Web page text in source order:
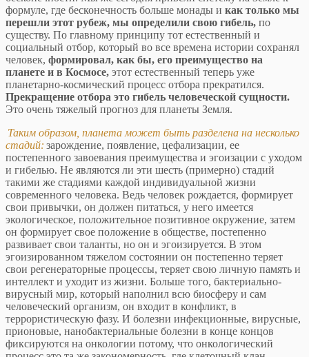
формуле, где бесконечность больше монады и как только мы
перешли этот рубеж, мы определили свою гибель, по
существу. По главному принципу тот естественный и
социальный отбор, который во все времена истории сохранял
человек, формировал, как бы, его преимущество на
планете и в Космосе, этот естественный теперь уже
планетарно-космический процесс отбора прекратился.
Прекращение отбора это гибель человеческой сущности.
Это очень тяжелый прогноз для планеты Земля.
Таким образом, планета может быть разделена на несколько
стадий: зарождение, появление, цефализации, ее
постепенного завоевания преимущества и эгоизации с уходом
и гибелью. Не являются ли эти шесть (примерно) стадий
такими же стадиями каждой индивидуальной жизни
современного человека. Ведь человек рождается, формирует
свои привычки, он должен питаться, у него имеется
экологическое, положительное позитивное окружение, затем
он формирует свое положение в обществе, постепенно
развивает свои таланты, но он и эгоизируется. В этом
эгоизированном тяжелом состоянии он постепенно теряет
свои регенераторные процессы, теряет свою личную память и
интеллект и уходит из жизни. Больше того, бактериально-
вирусный мир, который наполнил всю биосферу и сам
человеческий организм, он входит в конфликт, в
террористическую фазу. И болезни инфекционные, вирусные,
прионовые, нанобактериальные болезни в конце концов
фиксируются на онкологии потому, что онкологический